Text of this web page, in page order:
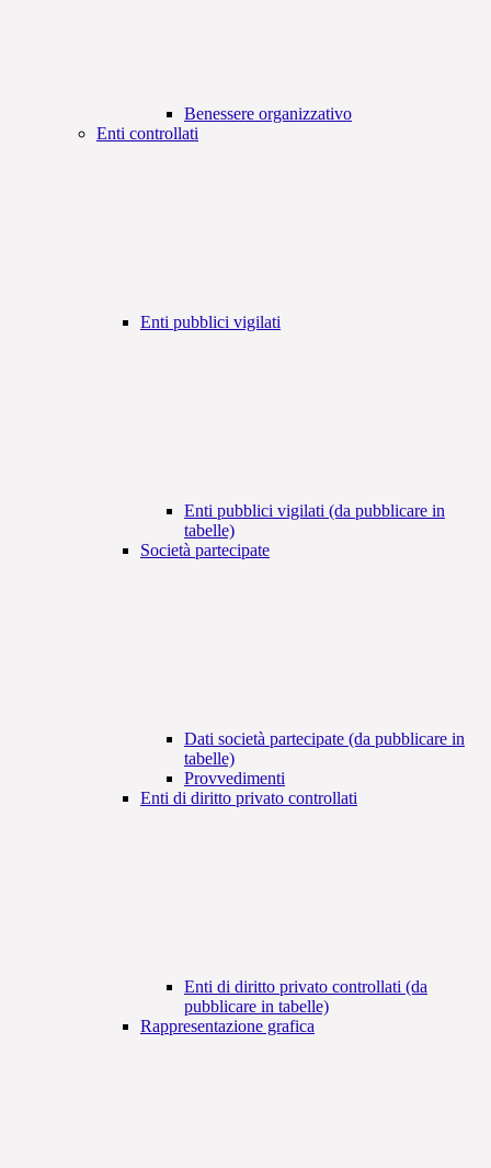
Benessere organizzativo
Enti controllati
Enti pubblici vigilati
Enti pubblici vigilati (da pubblicare in
tabelle)
Società partecipate
Dati società partecipate (da pubblicare in
tabelle)
Provvedimenti
Enti di diritto privato controllati
Enti di diritto privato controllati (da
pubblicare in tabelle)
Rappresentazione grafica